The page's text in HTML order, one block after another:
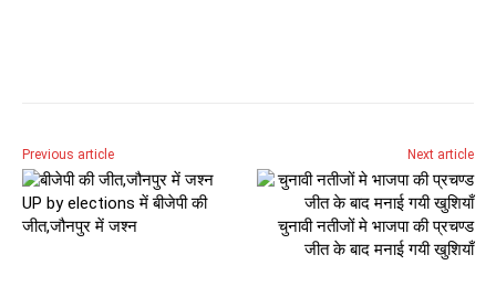
Previous article
UP by elections में बीजेपी की
जीत,जौनपुर में जश्न
Next article
चुनावी नतीजों मे भाजपा की प्रचण्ड
जीत के बाद मनाई गयी खुशियाँ